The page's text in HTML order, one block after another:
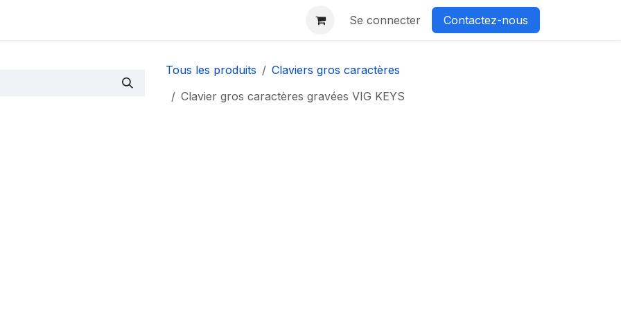
Se connecter Contactez-nous
Tous les produits
Claviers gros caractères
Clavier gros caractères gravées VIG KEYS